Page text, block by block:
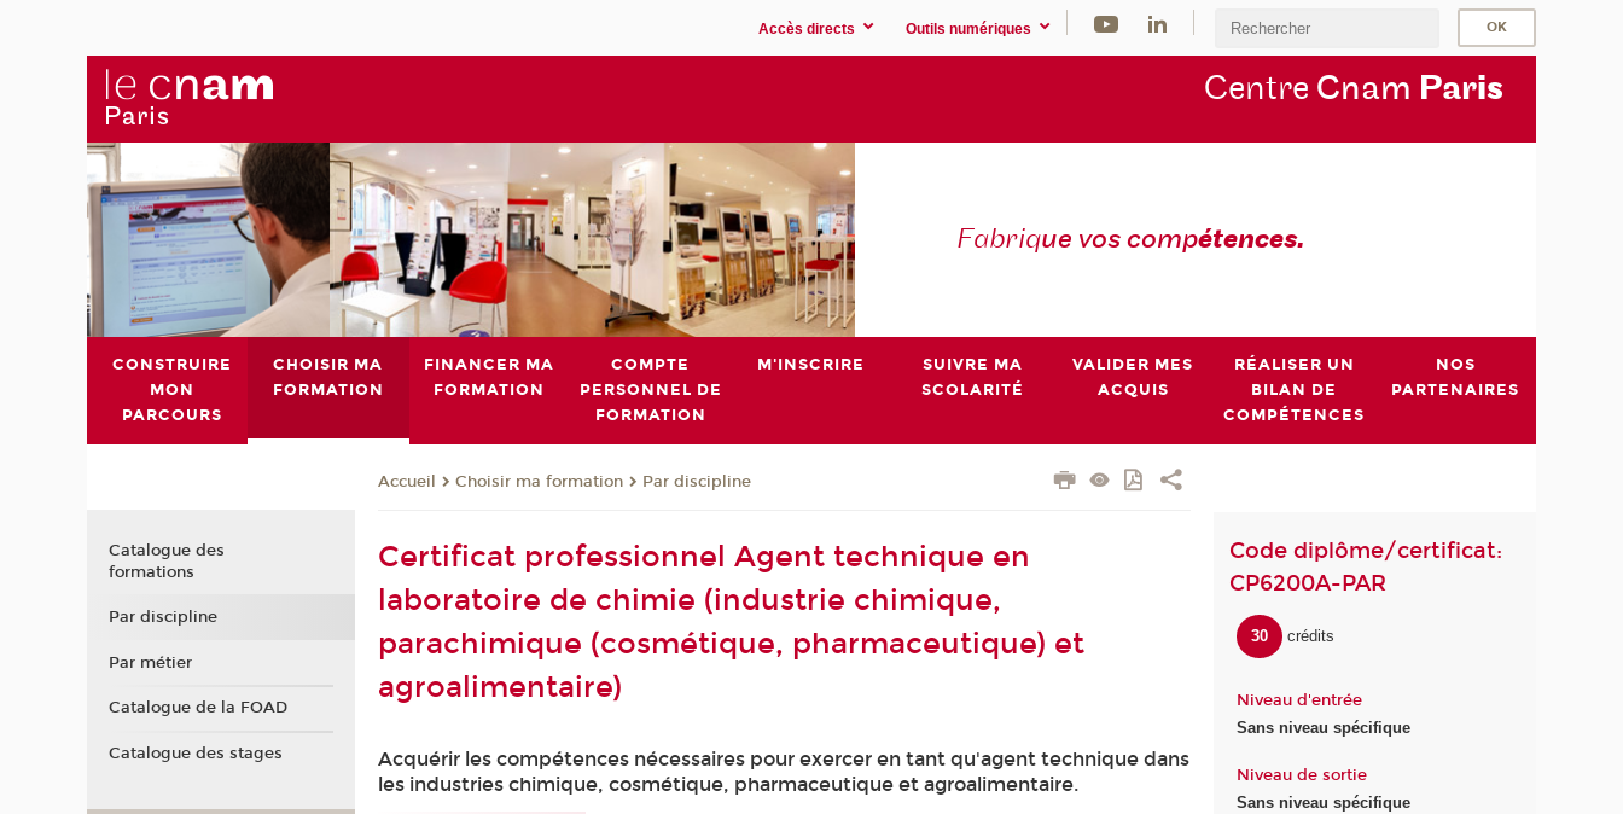
Accès directs Outils numériques
Centre Cnam Paris
Fabrique vos compétences.
CONSTRUIRE
MON
PARCOURS
CHOISIR MA
FORMATION
FINANCER MA
FORMATION
COMPTE
PERSONNEL DE
FORMATION
M'INSCRIRE
SUIVRE MA
SCOLARITÉ
VALIDER MES
ACQUIS
RÉALISER UN
BILAN DE
COMPÉTENCES
NOS
PARTENAIRES
Accueil Choisir ma formation Par discipline
Certificat professionnel Agent technique en
laboratoire de chimie (industrie chimique,
parachimique (cosmétique, pharmaceutique) et
agroalimentaire)
Acquérir les compétences nécessaires pour exercer en tant qu'agent technique dans
les industries chimique, cosmétique, pharmaceutique et agroalimentaire.
Code diplôme/certificat:
CP6200A-PAR
30 crédits
Niveau d'entrée
Sans niveau spécifique
Niveau de sortie
Sans niveau spécifique
Catalogue des
formations
Par discipline
Par métier
Catalogue de la FOAD
Catalogue des stages